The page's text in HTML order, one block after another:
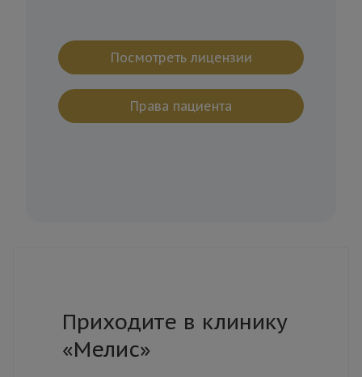
Посмотреть лицензии
Права пациента
Приходите в клинику
«Мелис»